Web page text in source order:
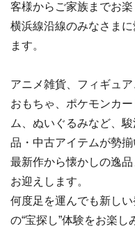
客様からご家族までお
横浜線沿線のみなさま
ます。
アニメ雑貨、フィギュ
おもちゃ、ポケモンカ
ム、ぬいぐるみなど、
品・中古アイテムが勢揃
最新作から懐かしの逸
お迎えします。
何度足を運んでも新し
の“宝探し”体験をお楽し